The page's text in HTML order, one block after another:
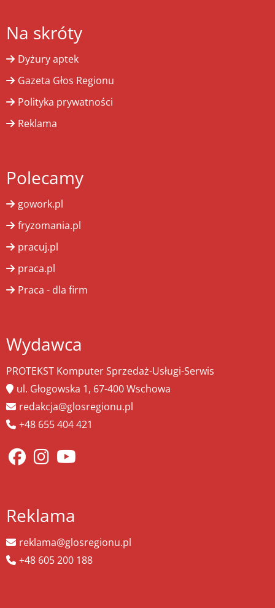
Na skróty
Dyżury aptek
Gazeta Głos Regionu
Polityka prywatności
Reklama
Polecamy
gowork.pl
fryzomania.pl
pracuj.pl
praca.pl
Praca - dla firm
Wydawca
PROTEKST Komputer Sprzedaż-Usługi-Serwis
ul. Głogowska 1, 67-400 Wschowa
redakcja@glosregionu.pl
+48 655 404 421
Reklama
reklama@glosregionu.pl
+48 605 200 188